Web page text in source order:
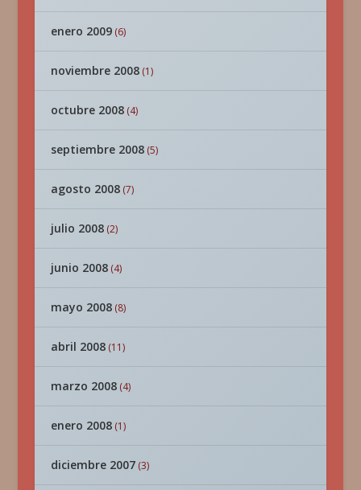
enero 2009(6)
noviembre 2008(1)
octubre 2008(4)
septiembre 2008(5)
agosto 2008(7)
julio 2008(2)
junio 2008(4)
mayo 2008(8)
abril 2008(11)
marzo 2008(4)
enero 2008(1)
diciembre 2007(3)